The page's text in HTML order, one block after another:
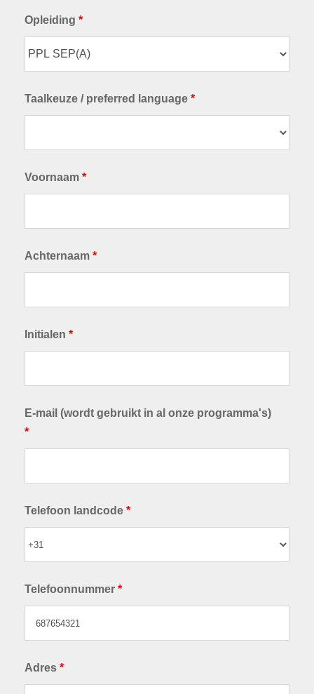
Opleiding *
Taalkeuze / preferred language *
Voornaam *
Achternaam *
Initialen *
E-mail (wordt gebruikt in al onze programma's)
*
Telefoon landcode *
Telefoonnummer *
Adres *